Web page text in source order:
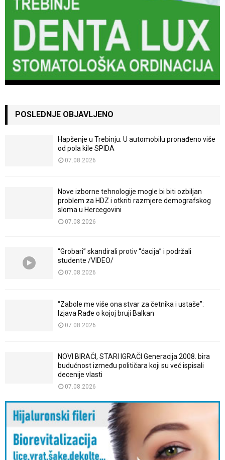
POSLEDNJE OBJAVLJENO
Hapšenje u Trebinju: U automobilu pronađeno više
od pola kile SPIDA
07.08.2026
Nove izborne tehnologije mogle bi biti ozbiljan
problem za HDZ i otkriti razmjere demografskog
sloma u Hercegovini
07.08.2026
“Grobari” skandirali protiv “ćacija” i podržali
studente /VIDEO/
07.08.2026
“Zabole me više ona stvar za četnika i ustaše”:
Izjava Rađe o kojoj bruji Balkan
07.08.2026
NOVI BIRAČI, STARI IGRAČI Generacija 2008. bira
budućnost između političara koji su već ispisali
decenije vlasti
07.08.2026